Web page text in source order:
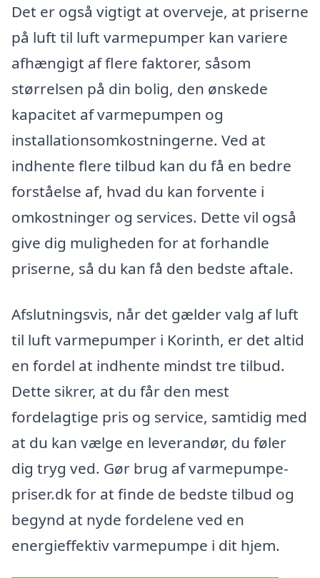
Det er også vigtigt at overveje, at priserne
på luft til luft varmepumper kan variere
afhængigt af flere faktorer, såsom
størrelsen på din bolig, den ønskede
kapacitet af varmepumpen og
installationsomkostningerne. Ved at
indhente flere tilbud kan du få en bedre
forståelse af, hvad du kan forvente i
omkostninger og services. Dette vil også
give dig muligheden for at forhandle
priserne, så du kan få den bedste aftale.
Afslutningsvis, når det gælder valg af luft
til luft varmepumper i Korinth, er det altid
en fordel at indhente mindst tre tilbud.
Dette sikrer, at du får den mest
fordelagtige pris og service, samtidig med
at du kan vælge en leverandør, du føler
dig tryg ved. Gør brug af varmepumpe-
priser.dk for at finde de bedste tilbud og
begynd at nyde fordelene ved en
energieffektiv varmepumpe i dit hjem.